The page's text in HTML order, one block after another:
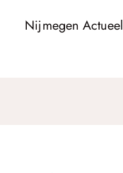
Nijmegen Actueel